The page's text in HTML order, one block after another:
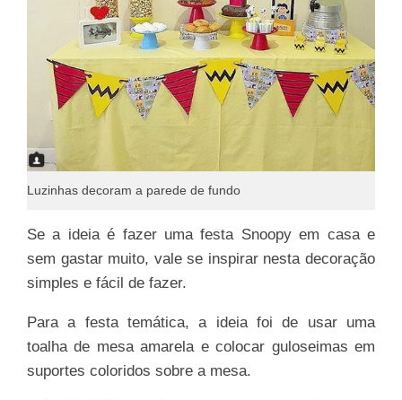
Luzinhas decoram a parede de fundo
Se a ideia é fazer uma festa Snoopy em casa e
sem gastar muito, vale se inspirar nesta decoração
simples e fácil de fazer.
Para a festa temática, a ideia foi de usar uma
toalha de mesa amarela e colocar guloseimas em
suportes coloridos sobre a mesa.